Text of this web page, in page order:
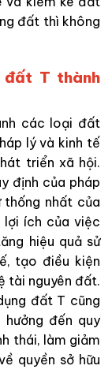
đất thì không
đất T thành
các loại đất
lý và kinh tế
triển xã hội.
định của pháp
nhất của
lợi ích của việc
hiệu quả sử
tạo điều kiện
tài nguyên đất.
đất T cũng
hưởng đến quy
thái, làm giảm
quyền sở hữu